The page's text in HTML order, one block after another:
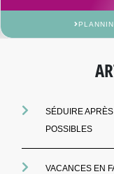
SÉDUIRE
POSSIBLES
VACANCES EN